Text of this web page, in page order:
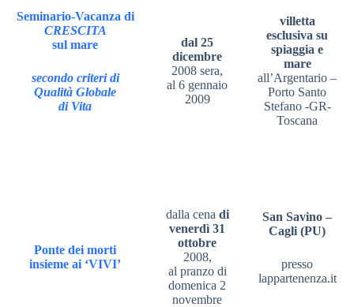
Seminario-Vacanza di
CRESCITA
sul mare
secondo criteri di
Qualità Globale
di Vita
dal 25
dicembre
2008 sera,
al 6 gennaio
2009
villetta
esclusiva su
spiaggia e
mare
all’Argentario –
Porto Santo
Stefano -GR-
Toscana
Ponte dei morti
insieme ai ‘VIVI’
dalla cena di
venerdì 31
ottobre
2008,
al pranzo di
domenica 2
novembre
San Savino –
Cagli (PU)
presso
lappartenenza.it